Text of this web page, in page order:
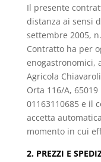
Il presente
distanza ai sensi
settembre 2005,
Contratto ha per
enogastronomici,
Agricola
Orta 116/A, 65019
01163110685 e il
accetta
momento in cui
2. PREZZI E